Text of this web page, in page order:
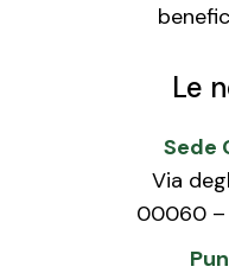
Le
Sede
Via
00060 –